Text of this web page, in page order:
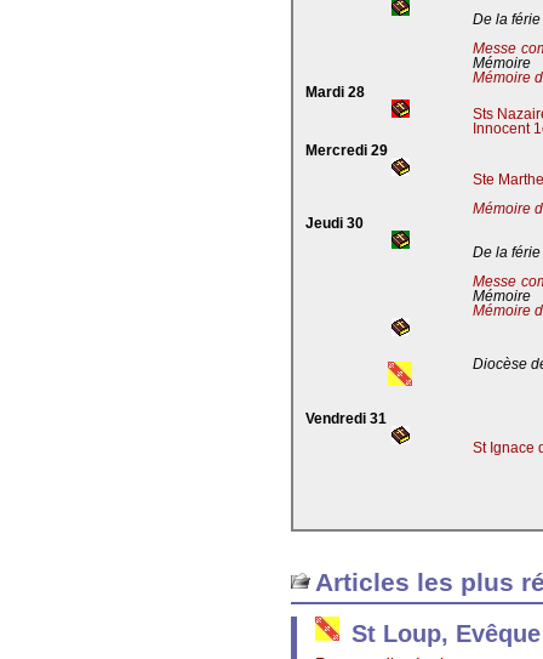
De la férie
Messe
Mémoire
Mémoire
Mardi 28
Sts
Innocent
Mercredi 29
Ste
Mémoire
Jeudi 30
De la férie
Messe
Mémoire
Mémoire
Diocèse
Vendredi 31
St Ignace
Articles les plus
St Loup,